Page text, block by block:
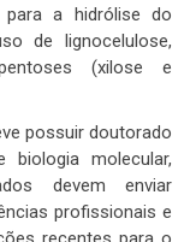
a hidrólise do
de lignocelulose,
(xilose e
possuir doutorado
biologia molecular,
devem enviar
profissionais e